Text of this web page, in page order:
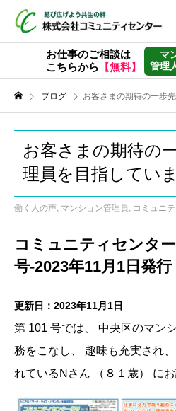
お仕事のご相談は
こちらから 【無料】
マ
管理
ブログ お客さまの期待の一歩
お客さまの期待の
理員を目指してい
働く人の声 マンション管理員 コミュニ
コミュニティセンタ
号-2023年11月1日発行
更新日：2023年11月1日
第 101 号では、 中央区のマン
務をこなし、 趣味も充実され
れているNさん （８１歳） にお